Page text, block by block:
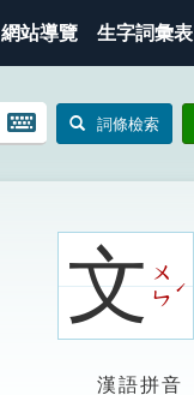
網站導覽 生字詞彙表
開
鍵
詞條檢索
文ㄨ
ㄣ
ˊ
漢語拼音